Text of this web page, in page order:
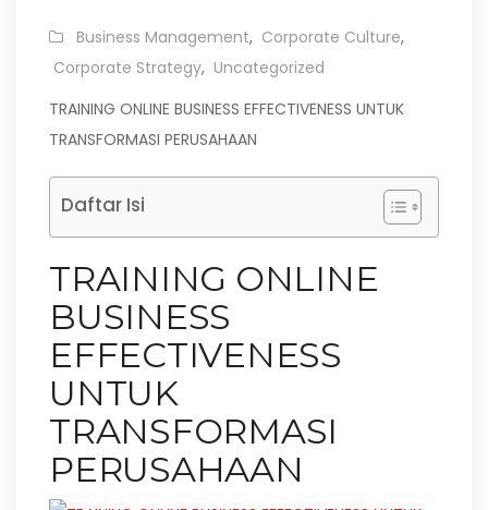
Business Management, Corporate Culture,
Corporate Strategy, Uncategorized
TRAINING ONLINE BUSINESS EFFECTIVENESS UNTUK
TRANSFORMASI PERUSAHAAN
Daftar Isi
TRAINING ONLINE
BUSINESS
EFFECTIVENESS
UNTUK
TRANSFORMASI
PERUSAHAAN